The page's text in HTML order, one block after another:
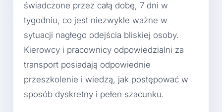
świadczone przez całą dobę, 7 dni w
tygodniu, co jest niezwykle ważne w
sytuacji nagłego odejścia bliskiej osoby.
Kierowcy i pracownicy odpowiedzialni za
transport posiadają odpowiednie
przeszkolenie i wiedzą, jak postępować w
sposób dyskretny i pełen szacunku.